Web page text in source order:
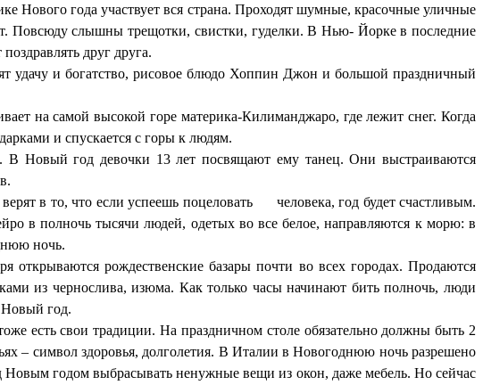
Нового года участвует вся страна. Проходят шумные, красочные уличные
Повсюду слышны трещотки, свистки, гуделки. В Нью- Йорке в последние
друг друга.
удачу и богатство, рисовое блюдо Хоппин Джон и большой праздничный
на самой высокой горе материка-Килиманджаро, где лежит снег. Когда
и спускается с горы к людям.
Новый год девочки 13 лет посвящают ему танец. Они выстраиваются
в то, что если успеешь поцеловать человека, год будет счастливым.
в полночь тысячи людей, одетых во все белое, направляются к морю: в
ночь.
рождественские базары почти во всех городах. Продаются
из чернослива, изюма. Как только часы начинают бить полночь, люди
Новый год.
есть свои традиции. На праздничном столе обязательно должны быть 2
– символ здоровья, долголетия. В Италии в Новогоднюю ночь разрешено
годом выбрасывать ненужные вещи из окон, даже мебель. Но сейчас